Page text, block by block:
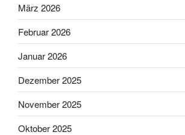
März 2026
Februar 2026
Januar 2026
Dezember 2025
November 2025
Oktober 2025